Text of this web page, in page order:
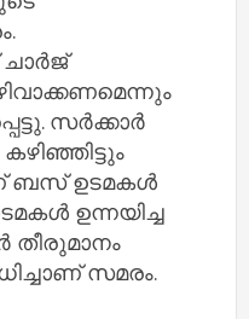
സർക്കാർ
ബസ് ഉടമകൾ
ഉന്നയിച്ച
സമരം.